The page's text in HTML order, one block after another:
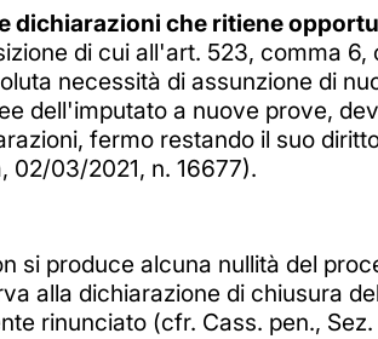
dichiarazioni che ritiene
di cui all'art. 523, comma 6,
necessità di assunzione di
dell'imputato a nuove prove,
fermo restando il suo
02/03/2021, n. 16677).
si produce alcuna nullità del
alla dichiarazione di chiusura
rinunciato (cfr. Cass. pen.,